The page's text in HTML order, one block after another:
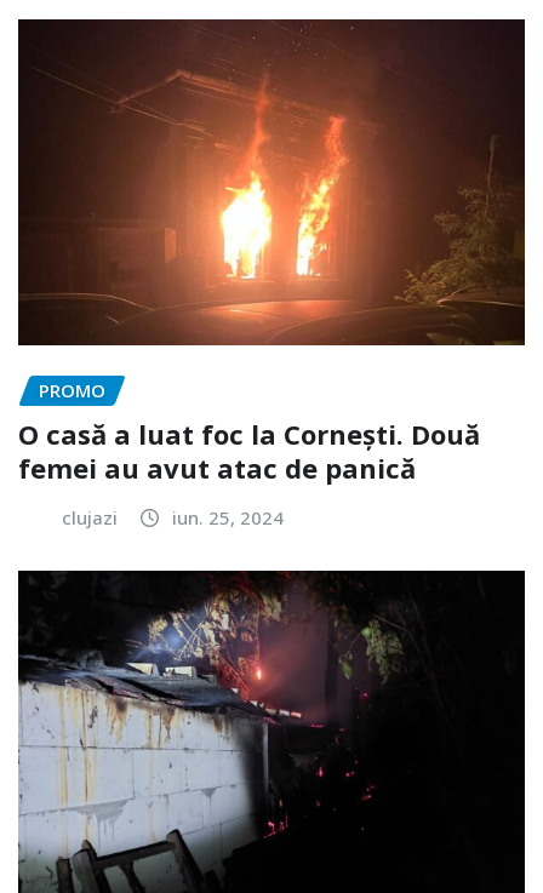
PROMO
O casă a luat foc la Cornești. Două
femei au avut atac de panică
clujazi iun. 25, 2024